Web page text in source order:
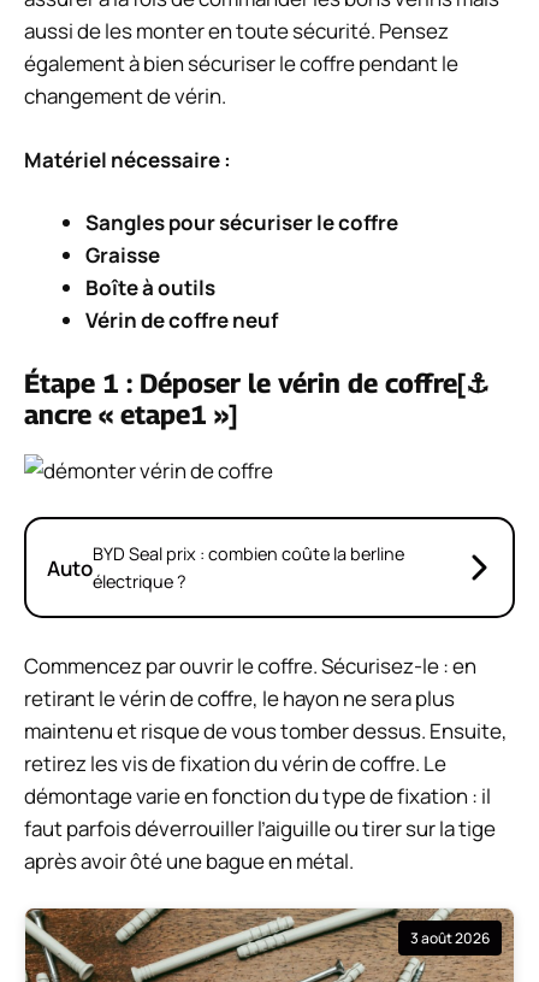
aussi de les monter en toute sécurité. Pensez
également à bien sécuriser le coffre pendant le
changement de vérin.
Matériel nécessaire :
Sangles pour sécuriser le coffre
Graisse
Boîte à outils
Vérin de coffre neuf
Étape 1 : Déposer le vérin de coffre[⚓
ancre « etape1 »]
AutoBYD Seal prix : combien coûte la berline
électrique ?
Commencez par ouvrir le coffre. Sécurisez-le : en
retirant le vérin de coffre, le hayon ne sera plus
maintenu et risque de vous tomber dessus. Ensuite,
retirez les vis de fixation du vérin de coffre. Le
démontage varie en fonction du type de fixation : il
faut parfois déverrouiller l’aiguille ou tirer sur la tige
après avoir ôté une bague en métal.
3 août 2026